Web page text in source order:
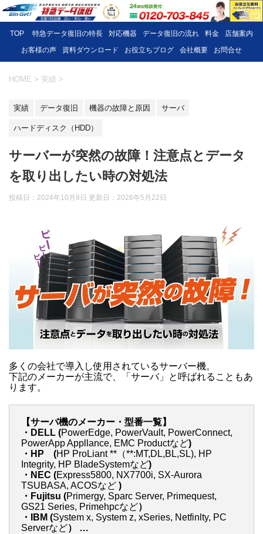
TOP 特急データ復旧の特長 対応機器 データ復旧の流れ 料金
店舗案内
お客様の声
資料ダウンロード お役立ちブログ 会社概要 お問合せ
HOME > 実績 >
実績 データ復旧 機器の故障と原因 サーバ
ハードディスク（HDD）
サーバーが突然の故障！注意点とデータ
を取り出したい時の対処法
投稿日：2024年10月8日 更新日： 2026年5月22日
多くの会社で導入し使用されているサーバー機。
下記のメーカーが主流で、「サーバ」と呼ばれることもあ
ります。
【サーバ機のメーカー・型番一覧】
・DELL (PowerEdge, PowerVault, PowerConnect,
PowerApp Appllance, EMC Productなど)
・HP (HP ProLiant **（**:MT,DL,BL,SL), HP
Integrity, HP BladeSystemなど)
・NEC (Express5800, NX7700i, SX-Aurora
TSUBASA, ACOSなど )
・Fujitsu (Primergy, Sparc Server, Primequest,
GS21 Series, Primehpcなど）
・IBM (System x, System z, xSeries, Netfinlty, PC
Serverなど） …